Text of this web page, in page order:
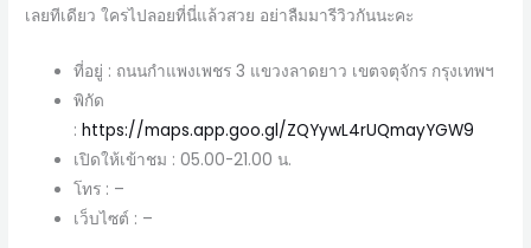
เลยทีเดียว ใครไปลอยที่นี่แล้วสวย อย่าลืมมารีวิวกันนะคะ
ที่อยู่ : ถนนกำแพงเพชร 3 แขวงลาดยาว เขตจตุจักร กรุงเทพฯ
พิกัด
:https://maps.app.goo.gl/ZQYywL4rUQmayYGW9
เปิดให้เข้าชม : 05.00-21.00 น.
โทร : –
เว็บไซต์ : –